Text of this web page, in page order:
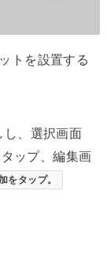
トを設置する
、選択画面
タップ、編集画
をタップ。